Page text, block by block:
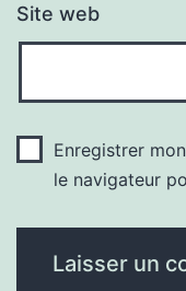
Site web
Enregistrer
le navigateur